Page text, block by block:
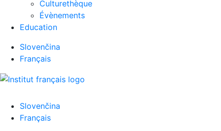
Culturethèque
Évènements
Education
Slovenčina
Français
Slovenčina
Français